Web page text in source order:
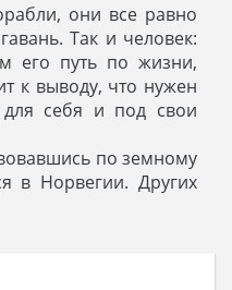
они все равно
Так и человек:
его путь по жизни,
к выводу, что нужен
себя и под свои
по земному
в Норвегии. Других
по душе. У них
то Мари перестала